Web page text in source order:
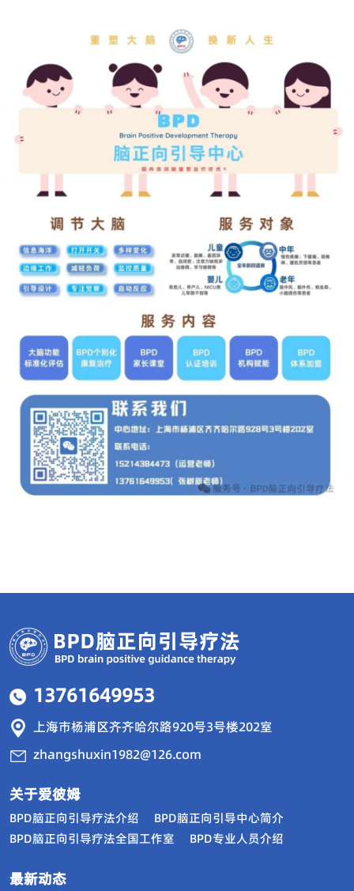
13761649953
上海市杨浦区齐齐哈尔路920号3号楼202室
zhangshuxin1982@126.com
关于爱彼姆
BPD脑正向引导疗法介绍
BPD脑正向引导中心简介
BPD脑正向引导疗法全国工作室
BPD专业人员介绍
最新动态